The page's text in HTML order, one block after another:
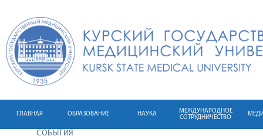
ГЛАВНАЯ ОБРАЗОВАНИЕ НАУКА
МЕЖДУНАРОДНОЕ
СОТРУДНИЧЕСТВО
СОБЫТИЯ